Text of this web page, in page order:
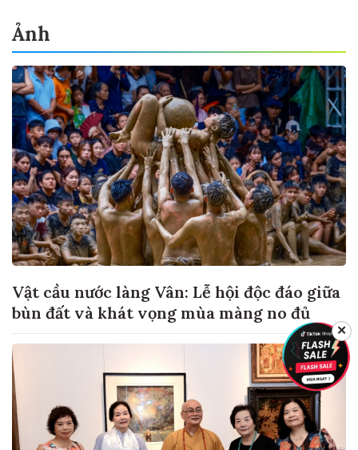
Ảnh
Vật cầu nước làng Vân: Lễ hội độc đáo giữa
bùn đất và khát vọng mùa màng no đủ
✕